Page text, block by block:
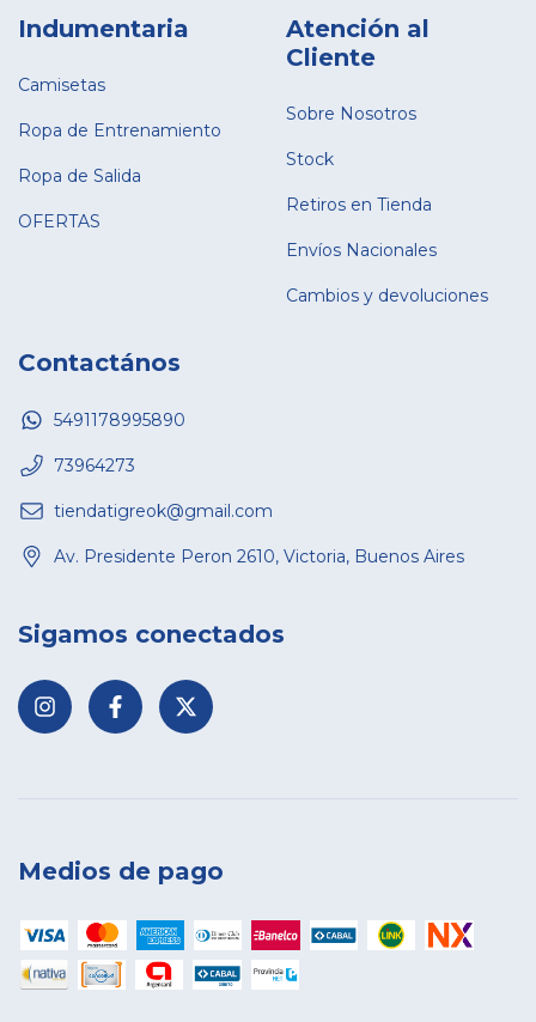
Indumentaria
Camisetas
Ropa de Entrenamiento
Ropa de Salida
OFERTAS
Atención al
Cliente
Sobre Nosotros
Stock
Retiros en Tienda
Envíos Nacionales
Cambios y devoluciones
Contactános
5491178995890
73964273
tiendatigreok@gmail.com
Av. Presidente Peron 2610, Victoria, Buenos Aires
Sigamos conectados
Medios de pago